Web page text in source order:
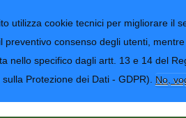
utilizza cookie tecnici per migliorare il
preventivo consenso degli utenti,
nello specifico dagli artt. 13 e 14 del
Protezione dei Dati - GDPR). No,
Provincia di Imperia